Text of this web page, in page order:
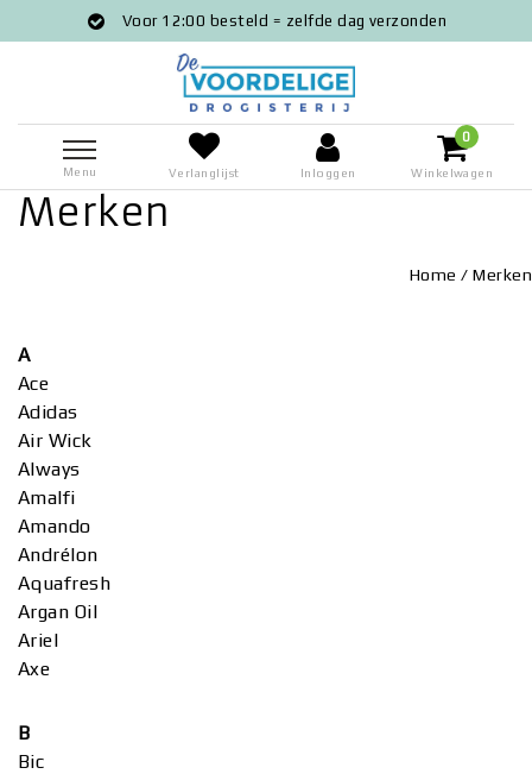
Voor 12:00 besteld = zelfde dag verzonden
Menu Verlanglijst Inloggen
0
Winkelwagen
Merken
Home /Merken
A
Ace
Adidas
Air Wick
Always
Amalfi
Amando
Andrélon
Aquafresh
Argan Oil
Ariel
Axe
B
Bic